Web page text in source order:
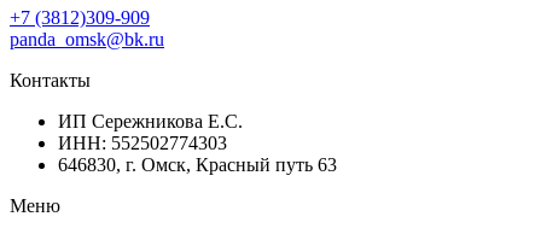
+7 (3812)309-909
panda_omsk@bk.ru
Контакты
ИП Сережникова Е.С.
ИНН: 552502774303
646830, г. Омск, Красный путь 63
Меню